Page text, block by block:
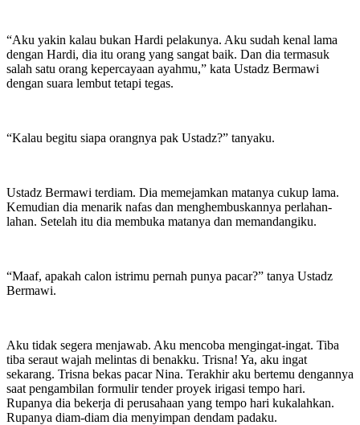
“Aku yakin kalau bukan Hardi pelakunya. Aku sudah kenal lama
dengan Hardi, dia itu orang yang sangat baik. Dan dia termasuk
salah satu orang kepercayaan ayahmu,” kata Ustadz Bermawi
dengan suara lembut tetapi tegas.
“Kalau begitu siapa orangnya pak Ustadz?” tanyaku.
Ustadz Bermawi terdiam. Dia memejamkan matanya cukup lama.
Kemudian dia menarik nafas dan menghembuskannya perlahan-
lahan. Setelah itu dia membuka matanya dan memandangiku.
“Maaf, apakah calon istrimu pernah punya pacar?” tanya Ustadz
Bermawi.
Aku tidak segera menjawab. Aku mencoba mengingat-ingat. Tiba
tiba seraut wajah melintas di benakku. Trisna! Ya, aku ingat
sekarang. Trisna bekas pacar Nina. Terakhir aku bertemu dengannya
saat pengambilan formulir tender proyek irigasi tempo hari.
Rupanya dia bekerja di perusahaan yang tempo hari kukalahkan.
Rupanya diam-diam dia menyimpan dendam padaku.